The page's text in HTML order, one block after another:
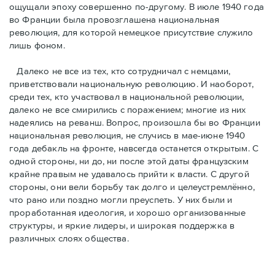
ощущали эпоху совершенно по-другому. В июле 1940 года
во Франции была провозглашена национальная
революция, для которой немецкое присутствие служило
лишь фоном.
Далеко не все из тех, кто сотрудничал с немцами,
приветствовали национальную революцию. И наоборот,
среди тех, кто участвовал в национальной революции,
далеко не все смирились с поражением; многие из них
надеялись на реванш. Вопрос, произошла бы во Франции
национальная революция, не случись в мае-июне 1940
года дебакль на фронте, навсегда останется открытым. С
одной стороны, ни до, ни после этой даты французским
крайне правым не удавалось прийти к власти. С другой
стороны, они вели борьбу так долго и целеустремлённо,
что рано или поздно могли преуспеть. У них были и
проработанная идеология, и хорошо организованные
структуры, и яркие лидеры, и широкая поддержка в
различных слоях общества.